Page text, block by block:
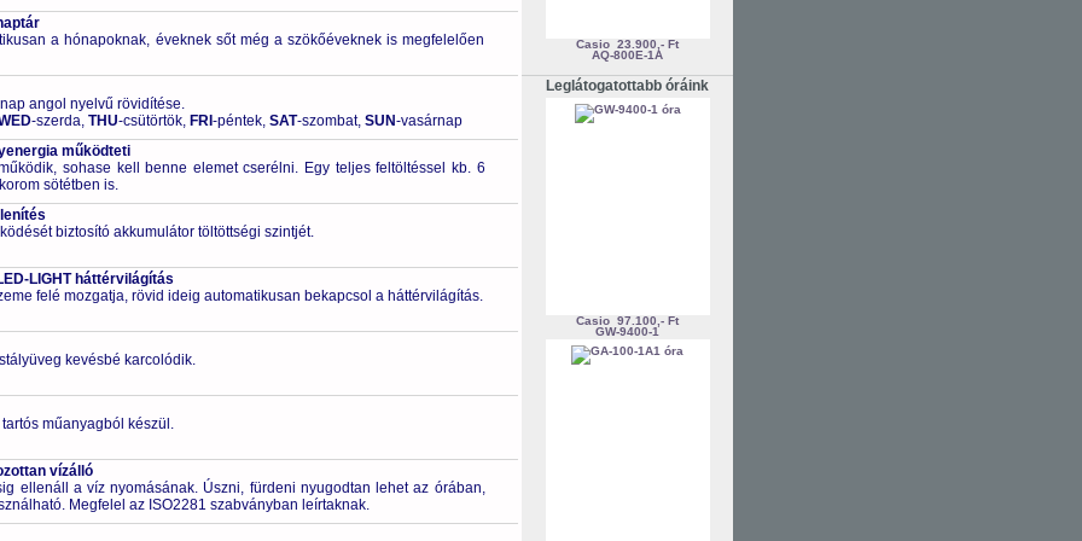
a hónapoknak, éveknek sőt még a szökőéveknek is megfelelően
angol nyelvű rövidítése.
-szerda, THU-csütörtök, FRI -péntek, SAT-szombat, SUN-vasárnap
működteti
sohase kell benne elemet cserélni. Egy teljes feltöltéssel kb. 6
sötétben is.
biztosító akkumulátor töltöttségi szintjét.
LIGHT háttérvilágítás
felé mozgatja, rövid ideig automatikusan bekapcsol a háttérvilágítás.
kevésbé karcolódik.
műanyagból készül.
vízálló
ellenáll a víz nyomásának. Úszni, fürdeni nyugodtan lehet az órában,
Megfelel az ISO2281 szabványban leírtaknak.
Casio 23.900,- Ft
AQ-800E-1A
Leglátogatottabb óráink
Casio 97.100,- Ft
GW-9400-1